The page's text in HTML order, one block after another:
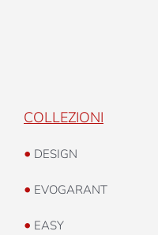
COLLEZIONI
• DESIGN
• EVOGARANT
• EASY